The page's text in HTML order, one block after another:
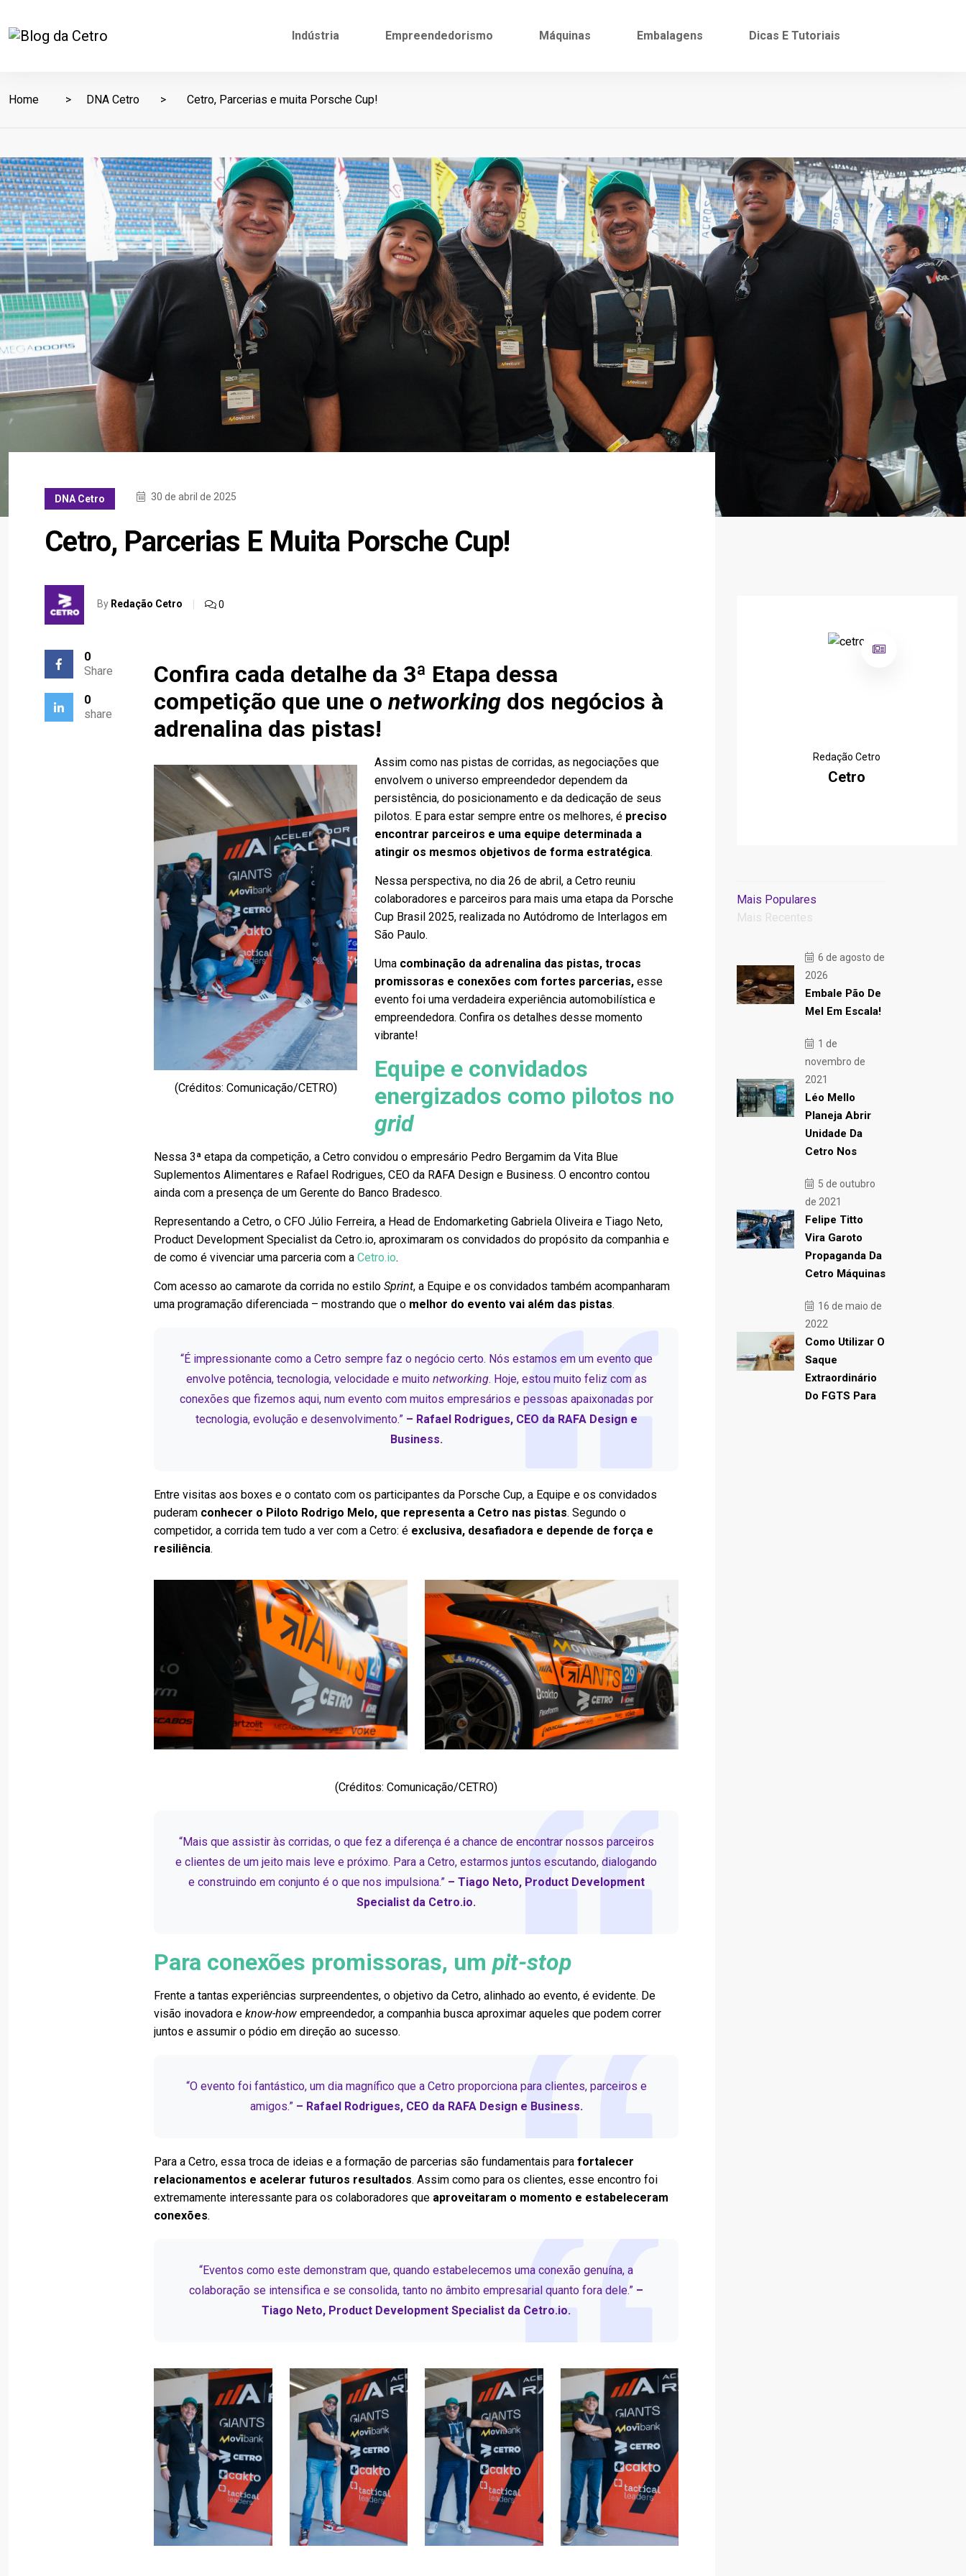
Indústria Empreendedorismo Máquinas Embalagens Dicas E Tutoriais
Home DNA Cetro Cetro, Parcerias e muita Porsche Cup!
DNA Cetro 30 de abril de 2025
Cetro, Parcerias E Muita Porsche Cup!
By Redação Cetro 0
0
Share
0
share
Confira cada detalhe da 3ª Etapa dessa
competição que une onetworking dos negócios à
adrenalina das pistas!
(Créditos: Comunicação/CETRO)
Assim como nas pistas de corridas, as negociações que
envolvem o universo empreendedor dependem da
persistência, do posicionamento e da dedicação de seus
pilotos. E para estar sempre entre os melhores, é preciso
encontrar parceiros e uma equipe determinada a
atingir os mesmos objetivos de forma estratégica.
Nessa perspectiva, no dia 26 de abril, a Cetro reuniu
colaboradores e parceiros para mais uma etapa da Porsche
Cup Brasil 2025, realizada no Autódromo de Interlagos em
São Paulo.
Uma combinação da adrenalina das pistas, trocas
promissoras e conexões com fortes parcerias,esse
evento foi uma verdadeira experiência automobilística e
empreendedora. Confira os detalhes desse momento
vibrante!
Equipe e convidados
energizados como pilotos no
grid
Nessa 3ª etapa da competição, a Cetro convidou o empresário Pedro Bergamim da Vita Blue
Suplementos Alimentares e Rafael Rodrigues, CEO da RAFA Design e Business. O encontro contou
ainda com a presença de um Gerente do Banco Bradesco.
Representando a Cetro, o CFO Júlio Ferreira, a Head de Endomarketing Gabriela Oliveira e Tiago Neto,
Product Development Specialist da Cetro.io, aproximaram os convidados do propósito da companhia e
de como é vivenciar uma parceria com aCetro.io.
Com acesso ao camarote da corrida no estiloSprint, a Equipe e os convidados também acompanharam
uma programação diferenciada – mostrando que o melhor do evento vai além das pistas.
“É impressionante como a Cetro sempre faz o negócio certo. Nós estamos em um evento que
envolve potência, tecnologia, velocidade e muito networking. Hoje, estou muito feliz com as
conexões que fizemos aqui, num evento com muitos empresários e pessoas apaixonadas por
tecnologia, evolução e desenvolvimento.” – Rafael Rodrigues, CEO da RAFA Design e
Business.
Entre visitas aos boxes e o contato com os participantes da Porsche Cup, a Equipe e os convidados
puderam conhecer o Piloto Rodrigo Melo, que representa a Cetro nas pistas. Segundo o
competidor, a corrida tem tudo a ver com a Cetro: é exclusiva, desafiadora e depende de força e
resiliência.
(Créditos: Comunicação/CETRO)
“Mais que assistir às corridas, o que fez a diferença é a chance de encontrar nossos parceiros
e clientes de um jeito mais leve e próximo. Para a Cetro, estarmos juntos escutando, dialogando
e construindo em conjunto é o que nos impulsiona.” – Tiago Neto, Product Development
Specialist da Cetro.io.
Para conexões promissoras, umpit-stop
Frente a tantas experiências surpreendentes, o objetivo da Cetro, alinhado ao evento, é evidente. De
visão inovadora eknow-how empreendedor, a companhia busca aproximar aqueles que podem correr
juntos e assumir o pódio em direção ao sucesso.
“O evento foi fantástico, um dia magnífico que a Cetro proporciona para clientes, parceiros e
amigos.” – Rafael Rodrigues, CEO da RAFA Design e Business.
Para a Cetro, essa troca de ideias e a formação de parcerias são fundamentais parafortalecer
relacionamentos e acelerar futuros resultados. Assim como para os clientes, esse encontro foi
extremamente interessante para os colaboradores que aproveitaram o momento e estabeleceram
conexões.
“Eventos como este demonstram que, quando estabelecemos uma conexão genuína, a
colaboração se intensifica e se consolida, tanto no âmbito empresarial quanto fora dele.” –
Tiago Neto, Product Development Specialist da Cetro.io.
Redação Cetro
Cetro
Mais Populares
Mais Recentes
6 de agosto de
2026
Embale Pão De
Mel Em Escala!
1 de
novembro de
2021
Léo Mello
Planeja Abrir
Unidade Da
Cetro Nos
5 de outubro
de 2021
Felipe Titto
Vira Garoto
Propaganda Da
Cetro Máquinas
16 de maio de
2022
Como Utilizar O
Saque
Extraordinário
Do FGTS Para